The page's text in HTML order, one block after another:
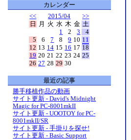
カレンダー
<<
2015/04
>>
日
月 火 水 木 金 土
1
2 3
4
5
6 7 8 9 10 11
12 13 14 15 16 17 18
19 20 21 22 23 24 25
26 27 28 29 30
最近の記事
勝手移植作品の動画
サイト更新 - David's Midnight
Magic for PC-8001mkII
サイト更新 - UOOTOY for PC-
8001mkII/SR
サイト更新 - 手掛りを探せ!
サイト更新 - Basic Support